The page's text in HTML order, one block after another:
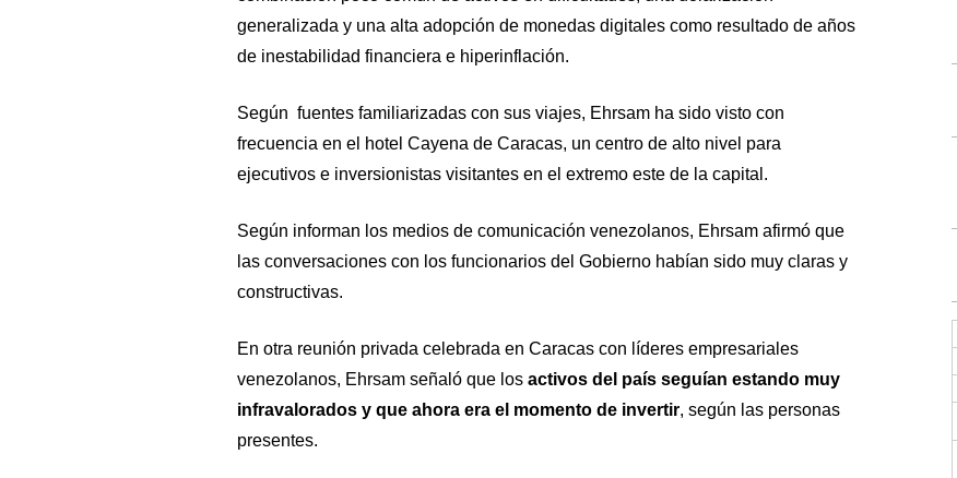
generalizada y una alta adopción de monedas digitales como resultado de años
de inestabilidad financiera e hiperinflación.
Según fuentes familiarizadas con sus viajes, Ehrsam ha sido visto con
frecuencia en el hotel Cayena de Caracas, un centro de alto nivel para
ejecutivos e inversionistas visitantes en el extremo este de la capital.
Según informan los medios de comunicación venezolanos, Ehrsam afirmó que
las conversaciones con los funcionarios del Gobierno habían sido muy claras y
constructivas.
En otra reunión privada celebrada en Caracas con líderes empresariales
venezolanos, Ehrsam señaló que losactivos del país seguían estando muy
infravalorados y que ahora era el momento de invertir, según las personas
presentes.